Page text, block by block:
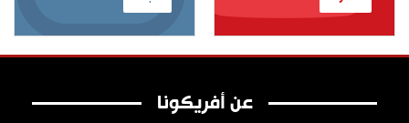
عن أفريكونا